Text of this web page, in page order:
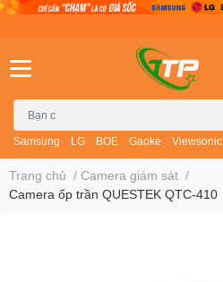
Samsung LG BOE Gaoke Viewsonic
Trang chủ / Camera giám sát /
Camera ốp trần QUESTEK QTC-410